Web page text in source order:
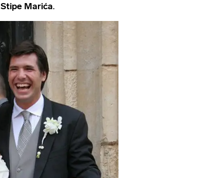
Stipe Marića.